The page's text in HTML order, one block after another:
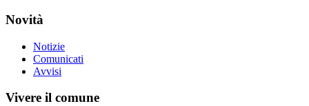
Novità
Notizie
Comunicati
Avvisi
Vivere il comune